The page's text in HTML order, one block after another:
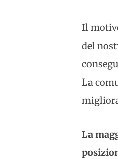
Il
del
La
La